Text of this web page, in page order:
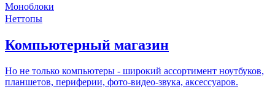
Моноблоки
Неттопы
Компьютерный магазин
Но не только компьютеры - широкий ассортимент ноутбуков,
планшетов, периферии, фото-видео-звука, аксессуаров.